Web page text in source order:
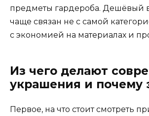
предметы гардероба. Дешёвый
чаще связан не с самой
с экономией на материалах и
Из чего делают
украшения и почему
Первое, на что стоит смотреть